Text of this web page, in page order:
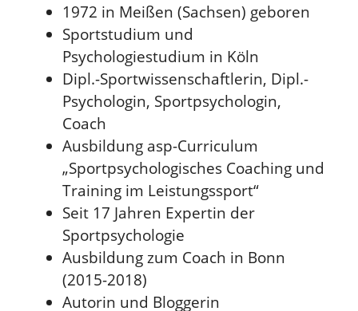
1972 in Meißen (Sachsen) geboren
Sportstudium und
Psychologiestudium in Köln
Dipl.-Sportwissenschaftlerin, Dipl.-
Psychologin, Sportpsychologin,
Coach
Ausbildung asp-Curriculum
„Sportpsychologisches Coaching und
Training im Leistungssport“
Seit 17 Jahren Expertin der
Sportpsychologie
Ausbildung zum Coach in Bonn
(2015-2018)
Autorin und Bloggerin